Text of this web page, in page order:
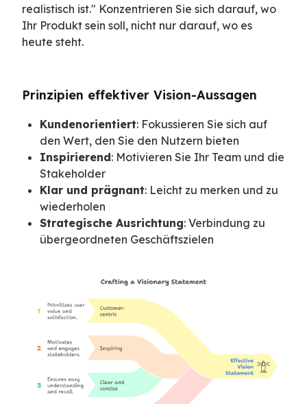
realistisch ist." Konzentrieren Sie sich darauf, wo
Ihr Produkt sein soll, nicht nur darauf, wo es
heute steht.
Prinzipien effektiver Vision-Aussagen
Kundenorientiert: Fokussieren Sie sich auf
den Wert, den Sie den Nutzern bieten
Inspirierend: Motivieren Sie Ihr Team und die
Stakeholder
Klar und prägnant: Leicht zu merken und zu
wiederholen
Strategische Ausrichtung: Verbindung zu
übergeordneten Geschäftszielen